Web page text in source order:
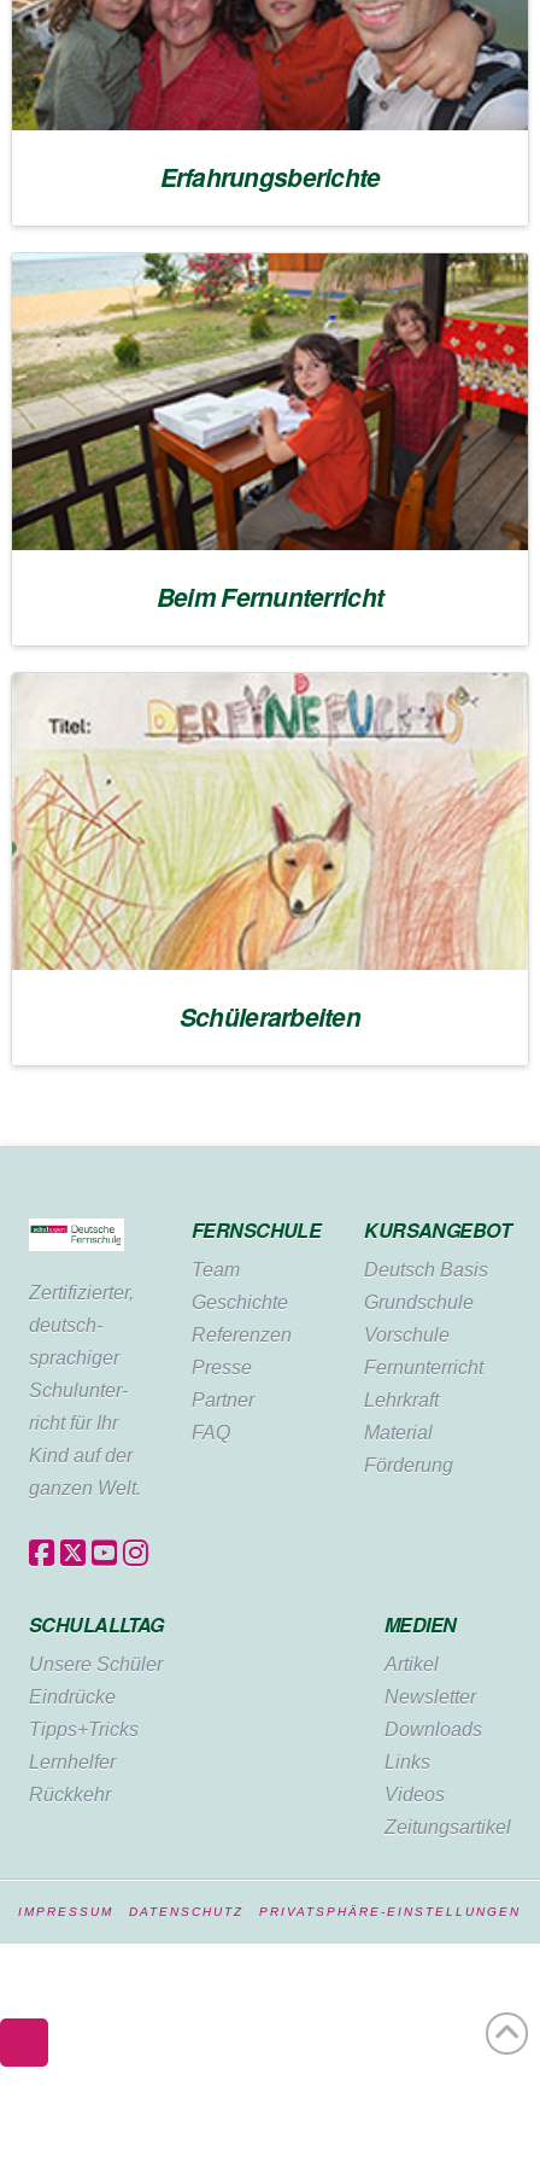
Erfahrungsberichte
Beim Fernunterricht
Schülerarbeiten
Zertifi­zierter,
deutsch­
sprachiger
Schul­unter­
richt für Ihr
Kind auf der
ganzen Welt.
FERNSCHULE
Team
Geschichte
Referenzen
Presse
Partner
FAQ
KURSANGEBOT
Deutsch Basis
Grundschule
Vorschule
Fernunterricht
Lehrkraft
Material
Förderung
SCHULALLTAG
Unsere Schüler
Eindrücke
Tipps+Tricks
Lernhelfer
Rückkehr
MEDIEN
Artikel
Newsletter
Downloads
Links
Videos
Zeitungsartikel
IMPRESSUM DATENSCHUTZ PRIVATSPHÄRE-EINSTELLUNGEN